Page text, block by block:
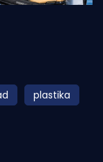
plastika